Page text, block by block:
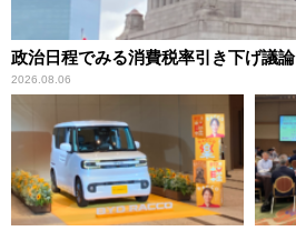
政治日程でみる消費税率引き下げ議論
2026.08.06